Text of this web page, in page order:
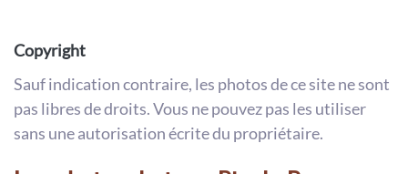
Copyright
Sauf indication contraire, les photos de ce site ne sont
pas libres de droits. Vous ne pouvez pas les utiliser
sans une autorisation écrite du propriétaire.